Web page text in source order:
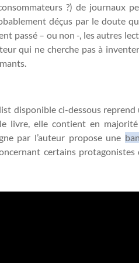
?) de journaux
déçus par le doute
passé – ou non -, les autres
qui ne cherche pas à
disponible ci-dessous
livre, elle contient en
par l’auteur propose une
certains protagonistes